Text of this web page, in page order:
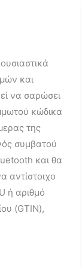
και
να σαρώσει
κώδικα
της
συμβατού
και θα
αντίστοιχο
ή αριθμό
(GTIN),